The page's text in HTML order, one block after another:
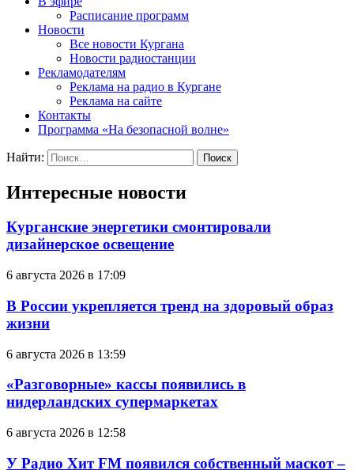
Расписание программ
Новости
Все новости Кургана
Новости радиостанции
Рекламодателям
Реклама на радио в Кургане
Реклама на сайте
Контакты
Программа «На безопасной волне»
Найти:
Интересные новости
Курганские энергетики смонтировали
дизайнерское освещение
6 августа 2026 в 17:09
В России укрепляется тренд на здоровый образ
жизни
6 августа 2026 в 13:59
«Разговорные» кассы появились в
нидерландских супермаркетах
6 августа 2026 в 12:58
У Радио Хит FM появился собственный маскот –